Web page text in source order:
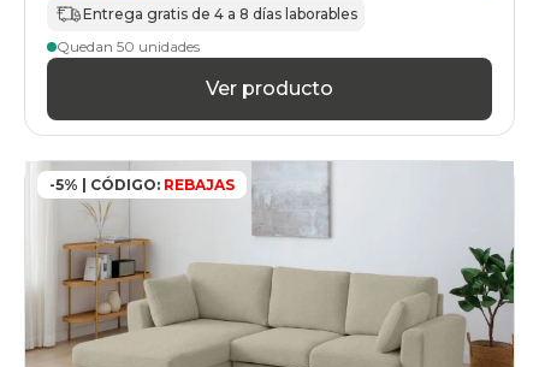
Entrega gratis de 4 a 8 días laborables
Quedan 50 unidades
Ver producto
-5% | CÓDIGO: REBAJAS